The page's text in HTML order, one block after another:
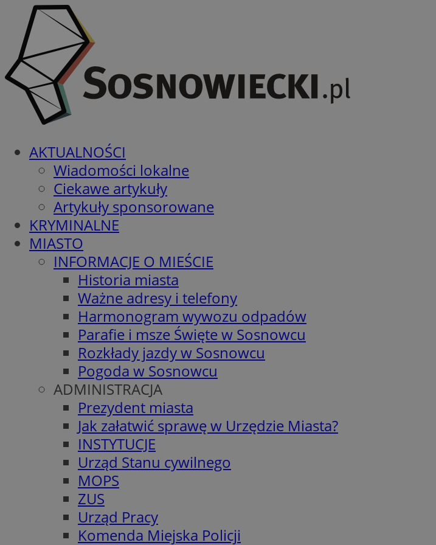
AKTUALNOŚCI
Wiadomości lokalne
Ciekawe artykuły
Artykuły sponsorowane
KRYMINALNE
MIASTO
INFORMACJE O MIEŚCIE
Historia miasta
Ważne adresy i telefony
Harmonogram wywozu odpadów
Parafie i msze Święte w Sosnowcu
Rozkłady jazdy w Sosnowcu
Pogoda w Sosnowcu
ADMINISTRACJA
Prezydent miasta
Jak załatwić sprawę w Urzędzie Miasta?
INSTYTUCJE
Urząd Stanu cywilnego
MOPS
ZUS
Urząd Pracy
Komenda Miejska Policji